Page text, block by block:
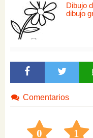
Dibujo
dibujo
Comentarios
0 1